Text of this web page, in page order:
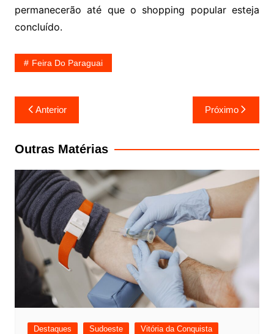
permanecerão até que o shopping popular esteja
concluído.
Feira Do Paraguai
Navegação
de
Post
Anterior Próximo
Outras Matérias
Destaques Sudoeste Vitória da Conquista